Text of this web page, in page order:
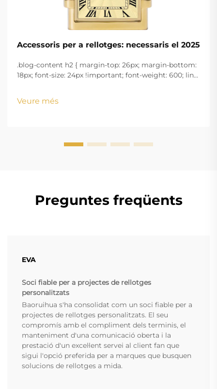
Accessoris per a rellotges: necessaris el 2025
.blog-content h2 { margin-top: 26px; margin-bottom:
18px; font-size: 24px !important; font-weight: 600; line-
w...
Veure més
Preguntes freqüents
EVA
Soci fiable per a projectes de rellotges
personalitzats
Baoruihua s'ha consolidat com un soci fiable per a
projectes de rellotges personalitzats. El seu
compromís amb el compliment dels terminis, el
manteniment d'una comunicació oberta i la
prestació d'un excel·lent servei al client fan que
sigui l'opció preferida per a marques que busquen
solucions de rellotges a mida.